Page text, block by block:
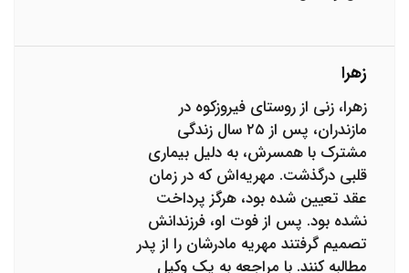
زهرا
زهرا، زنی از روستای فیروزکوه در
مازندران، پس از ۲۵ سال زندگی
مشترک با همسرش، به دلیل بیماری
قلبی درگذشت. مهریه‌اش که در زمان
عقد تعیین شده بود، هرگز پرداخت
نشده بود. پس از فوت او، فرزندانش
تصمیم گرفتند مهریه مادرشان را از پدر
مطالبه کنند. با مراجعه به یک وکیل